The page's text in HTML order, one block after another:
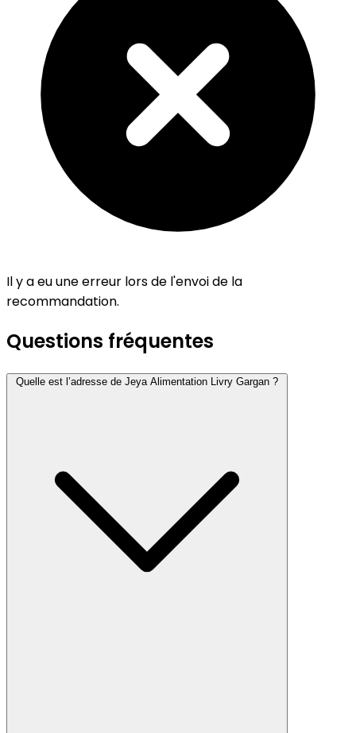
Il y a eu une erreur lors de l'envoi de la
recommandation.
Questions fréquentes
Quelle est l’adresse de Jeya Alimentation Livry Gargan ?